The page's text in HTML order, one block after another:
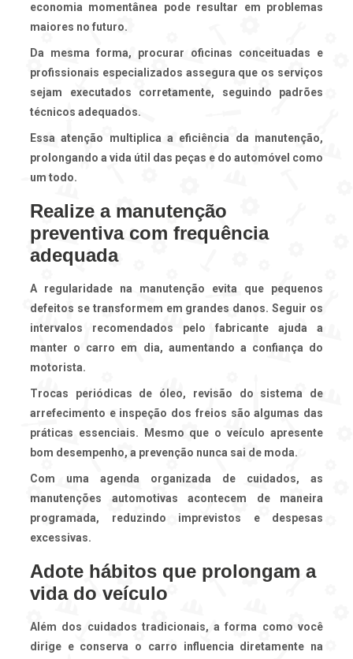
economia momentânea pode resultar em problemas
maiores no futuro.
Da mesma forma, procurar oficinas conceituadas e
profissionais especializados assegura que os serviços
sejam executados corretamente, seguindo padrões
técnicos adequados.
Essa atenção multiplica a eficiência da manutenção,
prolongando a vida útil das peças e do automóvel como
um todo.
Realize a manutenção
preventiva com frequência
adequada
A regularidade na manutenção evita que pequenos
defeitos se transformem em grandes danos. Seguir os
intervalos recomendados pelo fabricante ajuda a
manter o carro em dia, aumentando a confiança do
motorista.
Trocas periódicas de óleo, revisão do sistema de
arrefecimento e inspeção dos freios são algumas das
práticas essenciais. Mesmo que o veículo apresente
bom desempenho, a prevenção nunca sai de moda.
Com uma agenda organizada de cuidados, as
manutenções automotivas acontecem de maneira
programada, reduzindo imprevistos e despesas
excessivas.
Adote hábitos que prolongam a
vida do veículo
Além dos cuidados tradicionais, a forma como você
dirige e conserva o carro influencia diretamente na